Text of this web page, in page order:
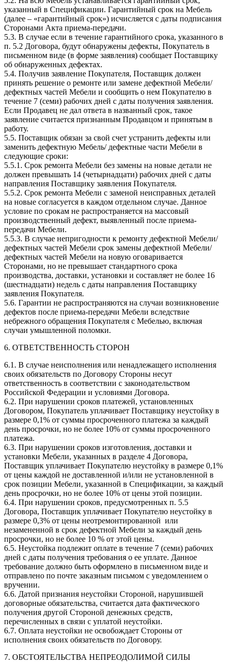
указанный в Спецификации. Гарантийный срок на Мебель
(далее – «гарантийный срок») исчисляется с даты подписания
Сторонами Акта приема-передачи.
5.3. В случае если в течение гарантийного срока, указанного в
п. 5.2 Договора, будут обнаружены дефекты, Покупатель в
письменном виде (в форме заявления) сообщает Поставщику
об обнаруженных дефектах.
5.4. Получив заявление Покупателя, Поставщик должен
принять решение о ремонте или замене дефектной Мебели/
дефектных частей Мебели и сообщить о нем Покупателю в
течение 7 (семи) рабочих дней с даты получения заявления.
Если Продавец не дал ответа в названный срок, такое
заявление считается признанным Продавцом и принятым в
работу.
5.5. Поставщик обязан за свой счет устранить дефекты или
заменить дефектную Мебель/ дефектные части Мебели в
следующие сроки:
5.5.1. Срок ремонта Мебели без замены на новые детали не
должен превышать 14 (четырнадцати) рабочих дней с даты
направления Поставщику заявления Покупателя.
5.5.2. Срок ремонта Мебели с заменой неисправных деталей
на новые согласуется в каждом отдельном случае. Данное
условие по срокам не распространяется на массовый
производственный дефект, выявленный после приема-
передачи Мебели.
5.5.3. В случае непригодности к ремонту дефектной Мебели/
дефектных частей Мебели срок замены дефектной Мебели/
дефектных частей Мебели на новую оговаривается
Сторонами, но не превышает стандартного срока
производства, доставки, установки и составляет не более 16
(шестнадцати) недель с даты направления Поставщику
заявления Покупателя.
5.6. Гарантии не распространяются на случаи возникновение
дефектов после приема-передачи Мебели вследствие
небрежного обращения Покупателя с Мебелью, включая
случаи умышленной поломки.
6. ОТВЕТСТВЕННОСТЬ СТОРОН
6.1. В случае неисполнения или ненадлежащего исполнения
своих обязательств по Договору Стороны несут
ответственность в соответствии с законодательством
Российской Федерации и условиями Договора.
6.2. При нарушении сроков платежей, установленных
Договором, Покупатель уплачивает Поставщику неустойку в
размере 0,1% от суммы просроченного платежа за каждый
день просрочки, но не более 10% от суммы просроченного
платежа.
6.3. При нарушении сроков изготовления, доставки и
установки Мебели, указанных в разделе 4 Договора,
Поставщик уплачивает Покупателю неустойку в размере 0,1%
от цены каждой не доставленной и/или не установленной в
срок позиции Мебели, указанной в Спецификации, за каждый
день просрочки, но не более 10% от цены этой позиции.
6.4. При нарушении сроков, предусмотренных п. 5.5
Договора, Поставщик уплачивает Покупателю неустойку в
размере 0,3% от цены неотремонтированной или
незамененной в срок дефектной Мебели за каждый день
просрочки, но не более 10 % от этой цены.
6.5. Неустойка подлежит оплате в течение 7 (семи) рабочих
дней с даты получения требования о ее уплате. Данное
требование должно быть оформлено в письменном виде и
отправлено по почте заказным письмом с уведомлением о
вручении.
6.6. Датой признания неустойки Стороной, нарушившей
договорные обязательства, считается дата фактического
получения другой Стороной денежных средств,
перечисленных в связи с уплатой неустойки.
6.7. Оплата неустойки не освобождает Стороны от
исполнения своих обязательств по Договору.
7. ОБСТОЯТЕЛЬСТВА НЕПРЕОДОЛИМОЙ СИЛЫ